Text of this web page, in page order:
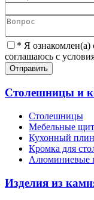
* Я ознакомлен(а)
соглашаюсь с
Отправить
Столешницы и
Столешницы
Мебельные
Кухонный
Кромка для
Алюминиевые
Изделия из